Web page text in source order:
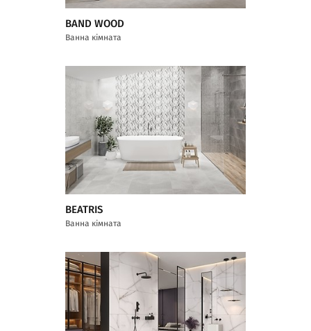
BAND WOOD
Ванна кімната
BEATRIS
Ванна кімната